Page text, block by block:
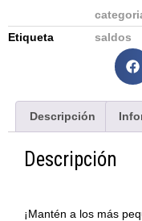
Etiqueta
saldos
Descripción
Descripción
¡Mantén a los más